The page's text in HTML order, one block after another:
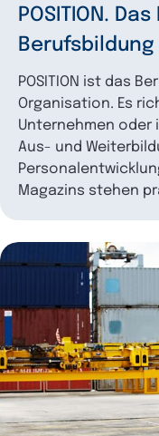
POSITION.
Berufsbildung
POSITION ist das
Organisation. Es
Unternehmen oder
Aus- und
Magazins stehen